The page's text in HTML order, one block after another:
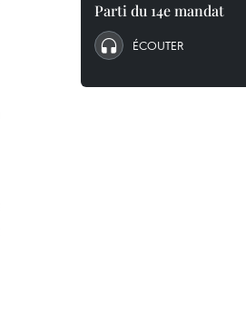
Parti du 14e mandat
ÉCOUTER